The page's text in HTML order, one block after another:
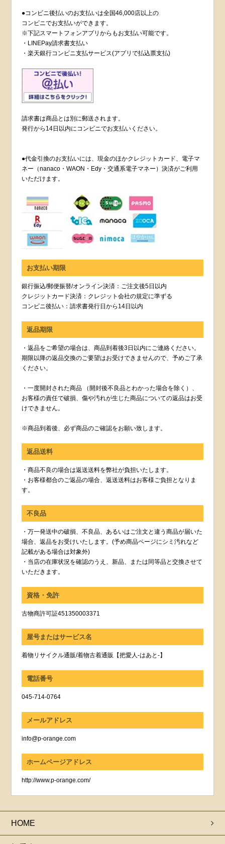
●コンビニ後払いのお支払いは全国46,000店以上の
コンビニでお支払いができます。
※下記スマートフォンアプリからもお支払い可能です。
・LINEPay請求書支払い
・楽天銀行コンビニ支払サービス(アプリで払込票支払)
請求書は商品とは別に郵送されます。
発行から14日以内にコンビニでお支払いください。
●代金引換のお支払いには、現金のほかクレジットカード、電子マ
ネー（nanaco・WAON・Edy・交通系電子マネー）決済がご利用
いただけます。
お支払い期限
銀行振込/郵便振替/オンライン決済：ご注文後5日以内
クレジットカード決済：クレジット会社の規定に準ずる
コンビニ後払い：請求書発行日から14日以内
返品期限
・返品をご希望の場合は、商品到着後3日以内にご連絡ください。
期限以降の返品交換のご要望はお受けできませんので、予めご了承
ください。
・一度開封された商品 （開封後不良品とわかった場合を除く）、
お客様の責任で破損、傷や汚れが生じた商品についての返品はお受
けできません。
※商品到着後、必ず商品のご確認をお願い致します。
返品送料
・商品不良の場合は返送送料を弊社が負担いたします。
・お客様都合のご返品の場合、返送送料はお客様ご負担となりま
す。
不良品
・万一発送中の破損、不良品、あるいはご注文と違う商品が届いた
場合、返品をお受けいたします。(予め商品ページにシミ汚れなど
記載がある場合は対象外)
・当店の在庫状況を確認のうえ、新品、または同等品と交換させて
いただきます。
資格・免許
古物商許可証451350003371
屋号またはサービス名
着物リサイクル通販/着物古着通販【把愛人-はあと-】
電話番号
045-714-0764
メールアドレス
info@p-orange.com
ホームページアドレス
http://www.p-orange.com/
HOME